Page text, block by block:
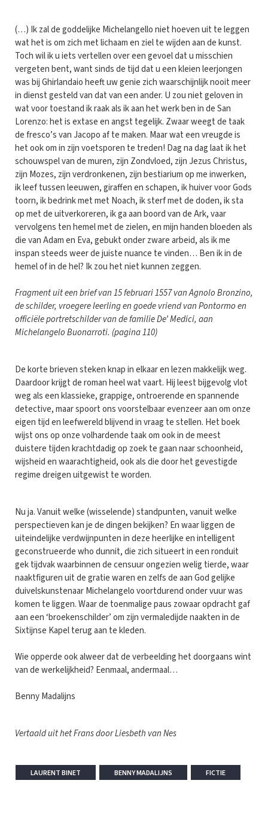
(…) Ik zal de goddelijke Michelangello niet hoeven uit te leggen
wat het is om zich met lichaam en ziel te wijden aan de kunst.
Toch wil ik u iets vertellen over een gevoel dat u misschien
vergeten bent, want sinds de tijd dat u een kleien leerjongen
was bij Ghirlandaio heeft uw genie zich waarschijnlijk nooit meer
in dienst gesteld van dat van een ander. U zou niet geloven in
wat voor toestand ik raak als ik aan het werk ben in de San
Lorenzo: het is extase en angst tegelijk. Zwaar weegt de taak
de fresco’s van Jacopo af te maken. Maar wat een vreugde is
het ook om in zijn voetsporen te treden! Dag na dag laat ik het
schouwspel van de muren, zijn Zondvloed, zijn Jezus Christus,
zijn Mozes, zijn verdronkenen, zijn bestiarium op me inwerken,
ik leef tussen leeuwen, giraffen en schapen, ik huiver voor Gods
toorn, ik bedrink met met Noach, ik sterf met de doden, ik sta
op met de uitverkoreren, ik ga aan boord van de Ark, vaar
vervolgens ten hemel met de zielen, en mijn handen bloeden als
die van Adam en Eva, gebukt onder zware arbeid, als ik me
inspan steeds weer de juiste nuance te vinden… Ben ik in de
hemel of in de hel? Ik zou het niet kunnen zeggen.
Fragment uit een brief van 15 februari 1557 van Agnolo Bronzino,
de schilder, vroegere leerling en goede vriend van Pontormo en
officiële portretschilder van de familie De’ Medici, aan
Michelangelo Buonarroti. (pagina 110)
De korte brieven steken knap in elkaar en lezen makkelijk weg.
Daardoor krijgt de roman heel wat vaart. Hij leest bijgevolg vlot
weg als een klassieke, grappige, ontroerende en spannende
detective, maar spoort ons voorstelbaar evenzeer aan om onze
eigen tijd en leefwereld blijvend in vraag te stellen. Het boek
wijst ons op onze volhardende taak om ook in de meest
duistere tijden krachtdadig op zoek te gaan naar schoonheid,
wijsheid en waarachtigheid, ook als die door het gevestigde
regime dreigen uitgewist te worden.
Nu ja. Vanuit welke (wisselende) standpunten, vanuit welke
perspectieven kan je de dingen bekijken? En waar liggen de
uiteindelijke verdwijnpunten in deze heerlijke en intelligent
geconstrueerde who dunnit, die zich situeert in een ronduit
gek tijdvak waarbinnen de censuur ongezien welig tierde, waar
naaktfiguren uit de gratie waren en zelfs de aan God gelijke
duivelskunstenaar Michelangelo voortdurend onder vuur was
komen te liggen. Waar de toenmalige paus zowaar opdracht gaf
aan een ‘broekenschilder’ om zijn vermaledijde naakten in de
Sixtijnse Kapel terug aan te kleden.
Wie opperde ook alweer dat de verbeelding het doorgaans wint
van de werkelijkheid? Eenmaal, andermaal…
Benny Madalijns
Vertaald uit het Frans door Liesbeth van Nes
LAURENT BINET BENNY MADALIJNS FICTIE